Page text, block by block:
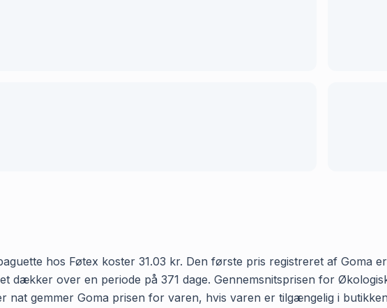
hos Føtex koster 31.03 kr. Den første pris registreret af Goma
dækker over en periode på 371 dage. Gennemsnitsprisen for
nat gemmer Goma prisen for varen, hvis varen er tilgængelig i